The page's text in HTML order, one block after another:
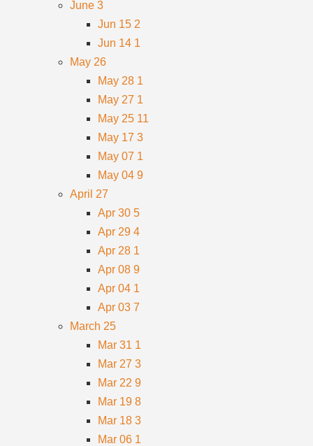
June 3
Jun 15 2
Jun 14 1
May 26
May 28 1
May 27 1
May 25 11
May 17 3
May 07 1
May 04 9
April 27
Apr 30 5
Apr 29 4
Apr 28 1
Apr 08 9
Apr 04 1
Apr 03 7
March 25
Mar 31 1
Mar 27 3
Mar 22 9
Mar 19 8
Mar 18 3
Mar 06 1